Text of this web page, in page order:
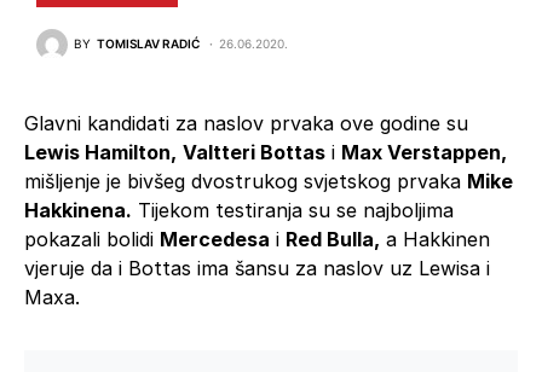
BY TOMISLAV RADIĆ 26.06.2020.
Glavni kandidati za naslov prvaka ove godine su
Lewis Hamilton, Valtteri Bottas i Max Verstappen,
mišljenje je bivšeg dvostrukog svjetskog prvaka Mike
Hakkinena. Tijekom testiranja su se najboljima
pokazali bolidi Mercedesa i Red Bulla, a Hakkinen
vjeruje da i Bottas ima šansu za naslov uz Lewisa i
Maxa.